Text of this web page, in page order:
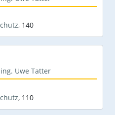
, 140
Uwe Tatter
, 110